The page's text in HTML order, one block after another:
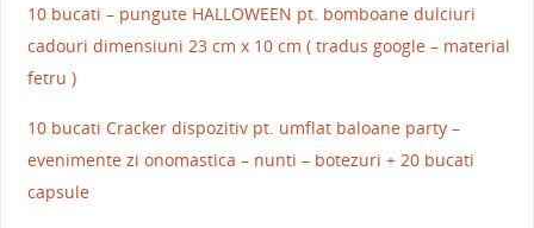
10 bucati – pungute HALLOWEEN pt. bomboane dulciuri
cadouri dimensiuni 23 cm x 10 cm ( tradus google – material
fetru )
10 bucati Cracker dispozitiv pt. umflat baloane party –
evenimente zi onomastica – nunti – botezuri + 20 bucati
capsule